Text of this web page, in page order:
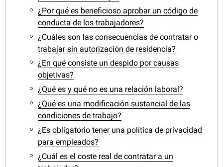
¿Por qué es beneficioso aprobar un código de
conducta de los trabajadores?
¿Cuáles son las consecuencias de contratar o
trabajar sin autorización de residencia?
¿En qué consiste un despido por causas
objetivas?
¿Qué es y qué no es una relación laboral?
¿Qué es una modificación sustancial de las
condiciones de trabajo?
¿Es obligatorio tener una política de privacidad
para empleados?
¿Cuál es el coste real de contratar a un